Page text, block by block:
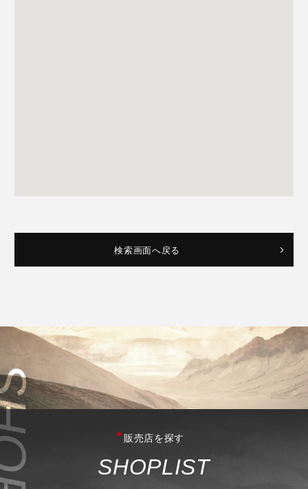
検索画面へ戻る
販売店を探す
SHOPLIST